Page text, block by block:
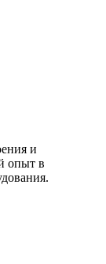
и
опыт в